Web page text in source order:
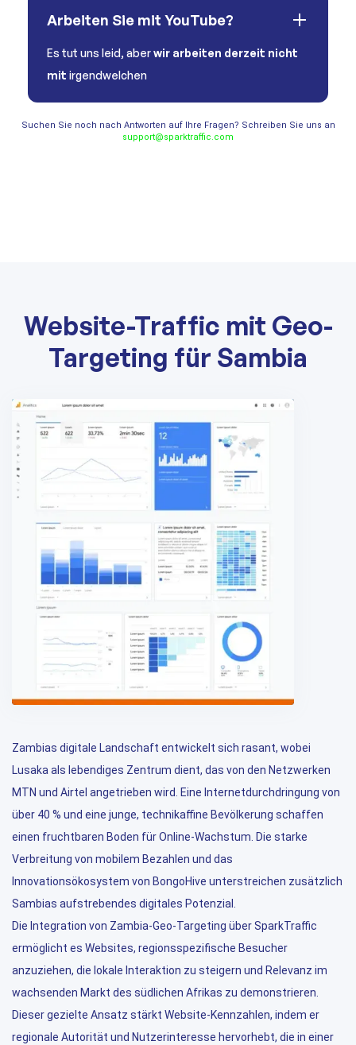
Arbeiten Sie mit YouTube?
Es tut uns leid, aberwir arbeiten derzeit nicht
mit irgendwelchen
Suchen Sie noch nach Antworten auf Ihre Fragen? Schreiben Sie uns an
support@sparktraffic.com
Website-Traffic mit Geo-
Targeting für Sambia
Zambias digitale Landschaft entwickelt sich rasant, wobei
Lusaka als lebendiges Zentrum dient, das von den Netzwerken
MTN und Airtel angetrieben wird. Eine Internetdurchdringung von
über 40 % und eine junge, technikaffine Bevölkerung schaffen
einen fruchtbaren Boden für Online-Wachstum. Die starke
Verbreitung von mobilem Bezahlen und das
Innovationsökosystem von BongoHive unterstreichen zusätzlich
Sambias aufstrebendes digitales Potenzial.
Die Integration von Zambia-Geo-Targeting über SparkTraffic
ermöglicht es Websites, regionsspezifische Besucher
anzuziehen, die lokale Interaktion zu steigern und Relevanz im
wachsenden Markt des südlichen Afrikas zu demonstrieren.
Dieser gezielte Ansatz stärkt Website-Kennzahlen, indem er
regionale Autorität und Nutzerinteresse hervorhebt, die in einer